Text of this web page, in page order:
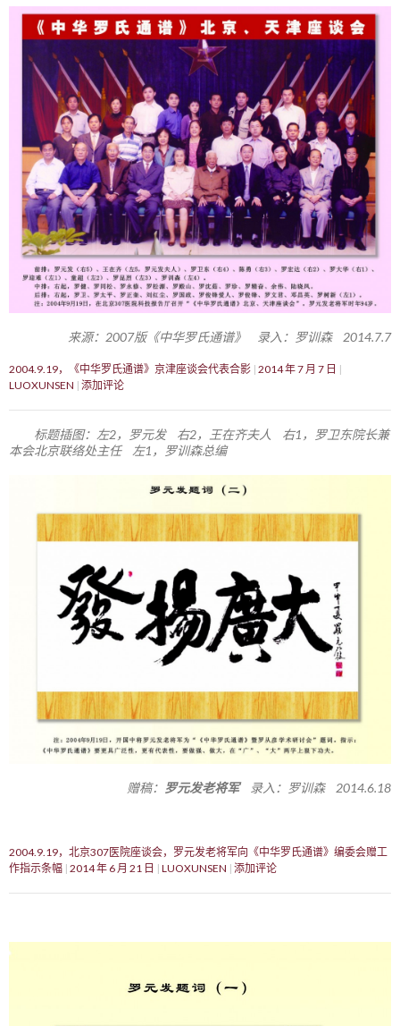
来源：2007版《中华罗氏通谱》 录入：罗训森 2014.7.7
2004.9.19，《中华罗氏通谱》京津座谈会代表合影 2014 年 7 月 7 日
LUOXUNSEN 添加评论
标题插图：左2，罗元发 右2，王在齐夫人 右1，罗卫东院长兼
本会北京联络处主任 左1，罗训森总编
赠稿： 罗元发老将军录入：罗训森 2014.6.18
2004.9.19，北京307医院座谈会，罗元发老将军向《中华罗氏通谱》编委会赠工
作指示条幅 2014 年 6 月 21 日 LUOXUNSEN 添加评论